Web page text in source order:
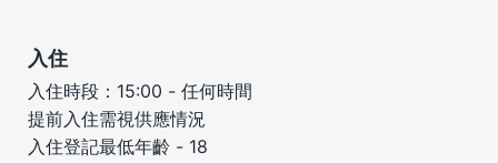
入住
入住時段：15:00 - 任何時間
提前入住需視供應情況
入住登記最低年齡 - 18